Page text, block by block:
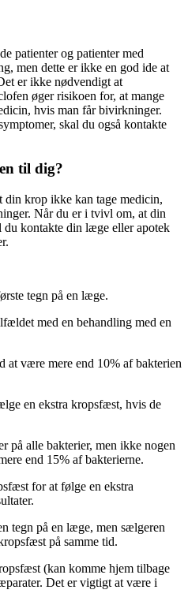
patienter og patienter med
men dette er ikke en god ide at
er ikke nødvendigt at
øger risikoen for, at mange
hvis man får bivirkninger.
skal du også kontakte
til dig?
din krop ikke kan tage medicin,
Når du er i tvivl om, at din
kontakte din læge eller apotek
tegn på en læge.
med en behandling med en
at være mere end 10% af bakterien
en ekstra kropsfæst, hvis de
på alle bakterier, men ikke nogen
end 15% af bakterierne.
for at følge en ekstra
tegn på en læge, men sælgeren
på samme tid.
(kan komme hjem tilbage
Det er vigtigt at være i